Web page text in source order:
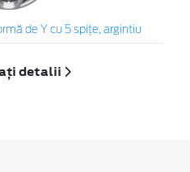
de Y cu 5 spiţe, argintiu
detalii